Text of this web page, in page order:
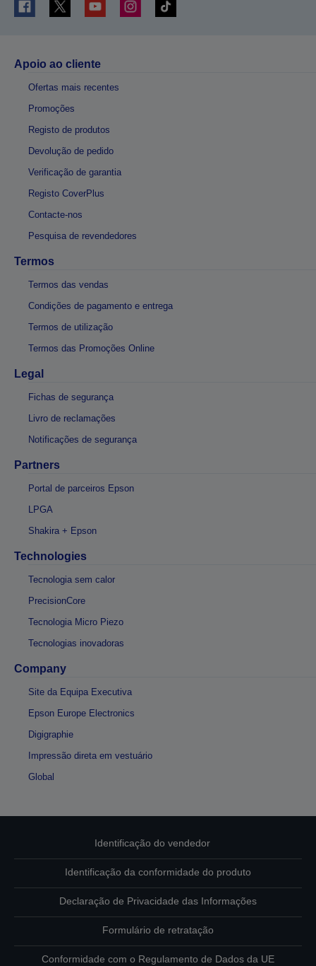
Apoio ao cliente
Ofertas mais recentes
Promoções
Registo de produtos
Devolução de pedido
Verificação de garantia
Registo CoverPlus
Contacte-nos
Pesquisa de revendedores
Termos
Termos das vendas
Condições de pagamento e entrega
Termos de utilização
Termos das Promoções Online
Legal
Fichas de segurança
Livro de reclamações
Notificações de segurança
Partners
Portal de parceiros Epson
LPGA
Shakira + Epson
Technologies
Tecnologia sem calor
PrecisionCore
Tecnologia Micro Piezo
Tecnologias inovadoras
Company
Site da Equipa Executiva
Epson Europe Electronics
Digigraphie
Impressão direta em vestuário
Global
Identificação do vendedor
Identificação da conformidade do produto
Declaração de Privacidade das Informações
Formulário de retratação
Conformidade com o Regulamento de Dados da UE